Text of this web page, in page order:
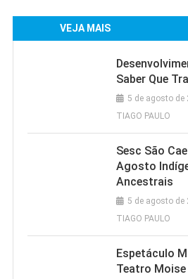
VEJA MAIS
Saber Que
5 de agosto de
TIAGO PAULO
Sesc São
Agosto
Ancestrais
5 de agosto de
TIAGO PAULO
Espetáculo
Teatro